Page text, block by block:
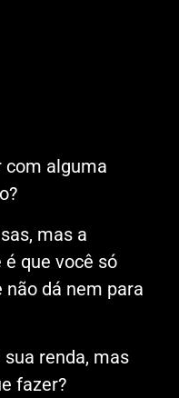
com alguma
mas a
que você só
não dá nem para
renda, mas
fazer?